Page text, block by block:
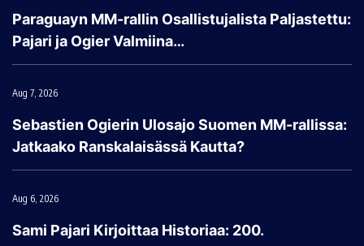
Paraguayn MM-rallin Osallistujalista Paljastettu:
Pajari ja Ogier Valmiina…
Aug 7, 2026
Sebastien Ogierin Ulosajo Suomen MM-rallissa:
Jatkaako Ranskalaisässä Kautta?
Aug 6, 2026
Sami Pajari Kirjoittaa Historiaa: 200.